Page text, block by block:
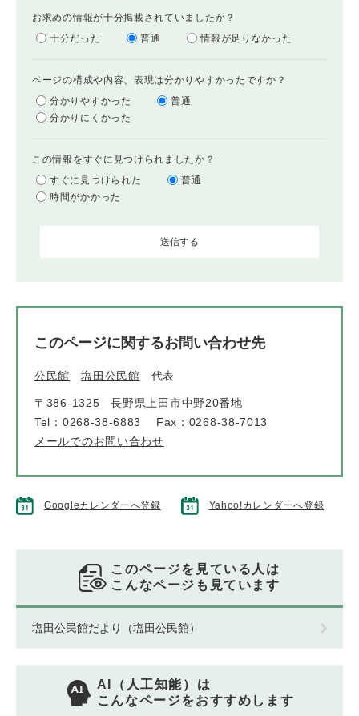
お求めの情報が十分掲載されていましたか？
十分だった
普通 情報が足りなかった
ページの構成や内容、表現は分かりやすかったですか？
分かりやすかった
普通
分かりにくかった
この情報をすぐに見つけられましたか？
すぐに見つけられた
普通
時間がかかった
このページに関するお問い合わせ先
公民館 塩田公民館 代表
〒386-1325
長野県上田市中野20番地
Tel：0268-38-6883
Fax：0268-38-7013
メールでのお問い合わせ
Googleカレンダーへ登録 Yahoo!カレンダーへ登録
このページを見ている人は
こんなページも見ています
塩田公民館だより（塩田公民館）
AI（人工知能）は
こんなページをおすすめします